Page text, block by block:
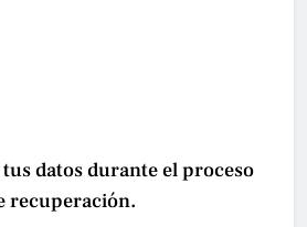
datos durante el proceso
recuperación.